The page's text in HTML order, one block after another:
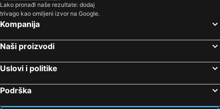
Lako pronađi naše rezultate: dodaj
trivago kao omiljeni izvor na Google.
Kompanija
Naši proizvodi
Uslovi i politike
Podrška